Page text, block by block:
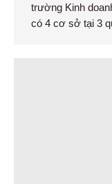
trường Kinh
có 4 cơ sở tại 3